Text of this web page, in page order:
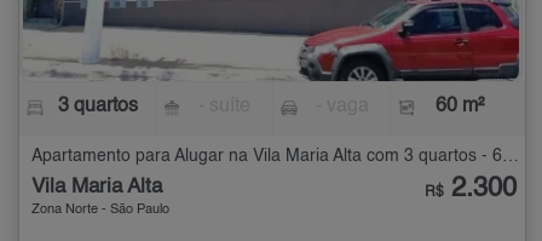
3 quartos 60 m²
Apartamento para Alugar na Vila Maria Alta com 3 quartos - 60 m²
Vila Maria Alta
Zona Norte - São Paulo
R$ 2.300